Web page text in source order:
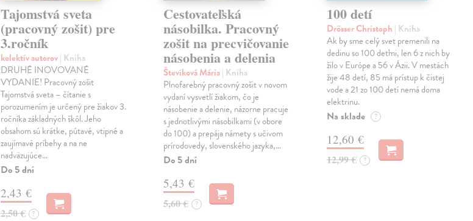
Tajomstvá sveta
(pracovný zošit) pre
3.ročník
kolektív autorov| Kniha
DRUHÉ INOVOVANÉ
VYDANIE! Pracovný zošit
Tajomstvá sveta – čítanie s
porozumením je určený pre žiakov 3.
ročníka základných škôl. Jeho
obsahom sú krátke, pútavé, vtipné a
zaujímavé príbehy a na ne
nadväzujúce…
Do 5 dní
2,43 €
2,50 € ?
Cestovateľská
násobilka. Pracovný
zošit na precvičovanie
násobenia a delenia
Števíková Mária| Kniha
Plnofarebný pracovný zošit v novom
vydaní vysvetlí žiakom, čo je
násobenie a delenie, názorne pracuje
s jednotlivými násobilkami (v obore
do 100) a prepája námety s učivom
prírodovedy, slovenského jazyka,…
Do 5 dní
5,43 €
5,60 € ?
100 detí
Drösser Christoph | Kniha
Ak by sme celý svet premenili na
dedinu so 100 deťmi, len 6 z nich by
žilo v Európe a 56 v Ázii. V mestách
žije 48 detí, 85 má prístup k čistej
vode a 21 zo 100 detí nemá doma
elektrinu.
Na sklade ?
12,60 €
12,99 € ?